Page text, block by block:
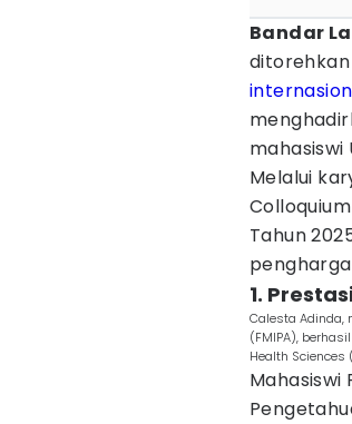
Bandar
ditorehkan
Melalui
Tahun
1.
Calesta Adinda,
(FMIPA),
Health Sciences
Mahasiswi